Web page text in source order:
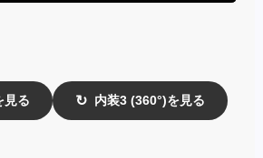
見る ↻ 内装3 (360°)を見る